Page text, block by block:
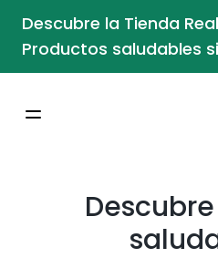
Descubre la Tienda
Productos saludables